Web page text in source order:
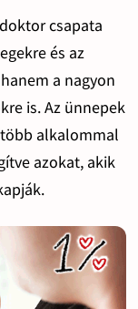
csapata
és az
a nagyon
is. Az ünnepek
alkalommal
azokat, akik